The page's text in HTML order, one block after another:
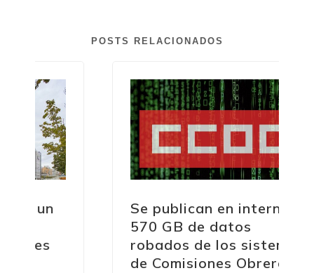
POSTS RELACIONADOS
Se publican en internet
570 GB de datos
robados de los sistemas
de Comisiones Obreras